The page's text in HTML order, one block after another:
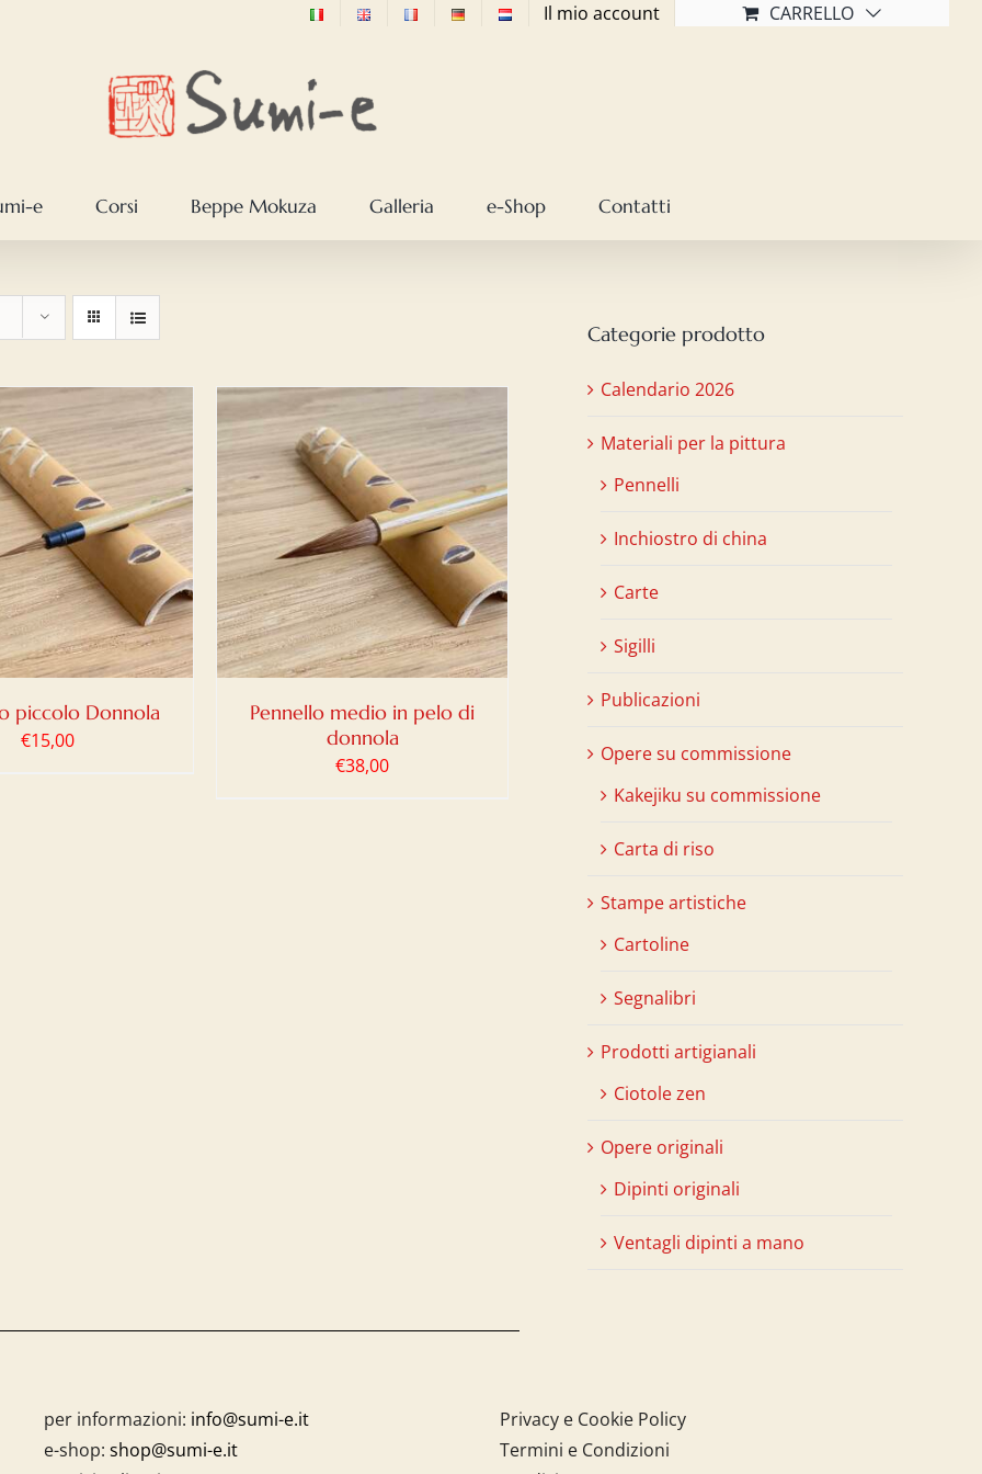
Il mio account CARRELLO
e Corsi Beppe Mokuza Galleria e-Shop Contatti
piccolo Donnola
€15,00
AL CARRELLO /
DETTAGLI
Pennello medio in pelo di
donnola
€38,00
Categorie prodotto
Calendario 2026
Materiali per la pittura
Pennelli
Inchiostro di china
Carte
Sigilli
Publicazioni
Opere su commissione
Kakejiku su commissione
Carta di riso
Stampe artistiche
Cartoline
Segnalibri
Prodotti artigianali
Ciotole zen
Opere originali
Dipinti originali
Ventagli dipinti a mano
per informazioni: info@sumi-e.it
e-shop: shop@sumi-e.it
Privacy e Cookie Policy
Termini e Condizioni